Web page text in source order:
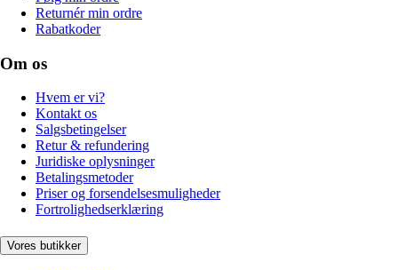
Returnér min ordre
Rabatkoder
Om os
Hvem er vi?
Kontakt os
Salgsbetingelser
Retur & refundering
Juridiske oplysninger
Betalingsmetoder
Priser og forsendelsesmuligheder
Fortrolighedserklæring
Vores butikker